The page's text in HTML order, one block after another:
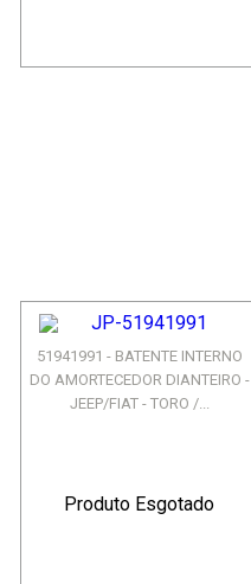
51941991 - BATENTE INTERNO
DO AMORTECEDOR DIANTEIRO -
JEEP/FIAT - TORO /...
Produto Esgotado